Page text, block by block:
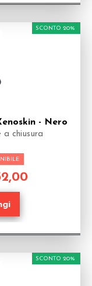
- Nero
chiusura
SCONTO 20%
SCONTO 20%